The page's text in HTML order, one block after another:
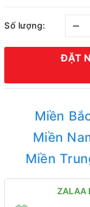
Số lượng: –
ĐẶT
Miền
Miền
Miền
ZALAA